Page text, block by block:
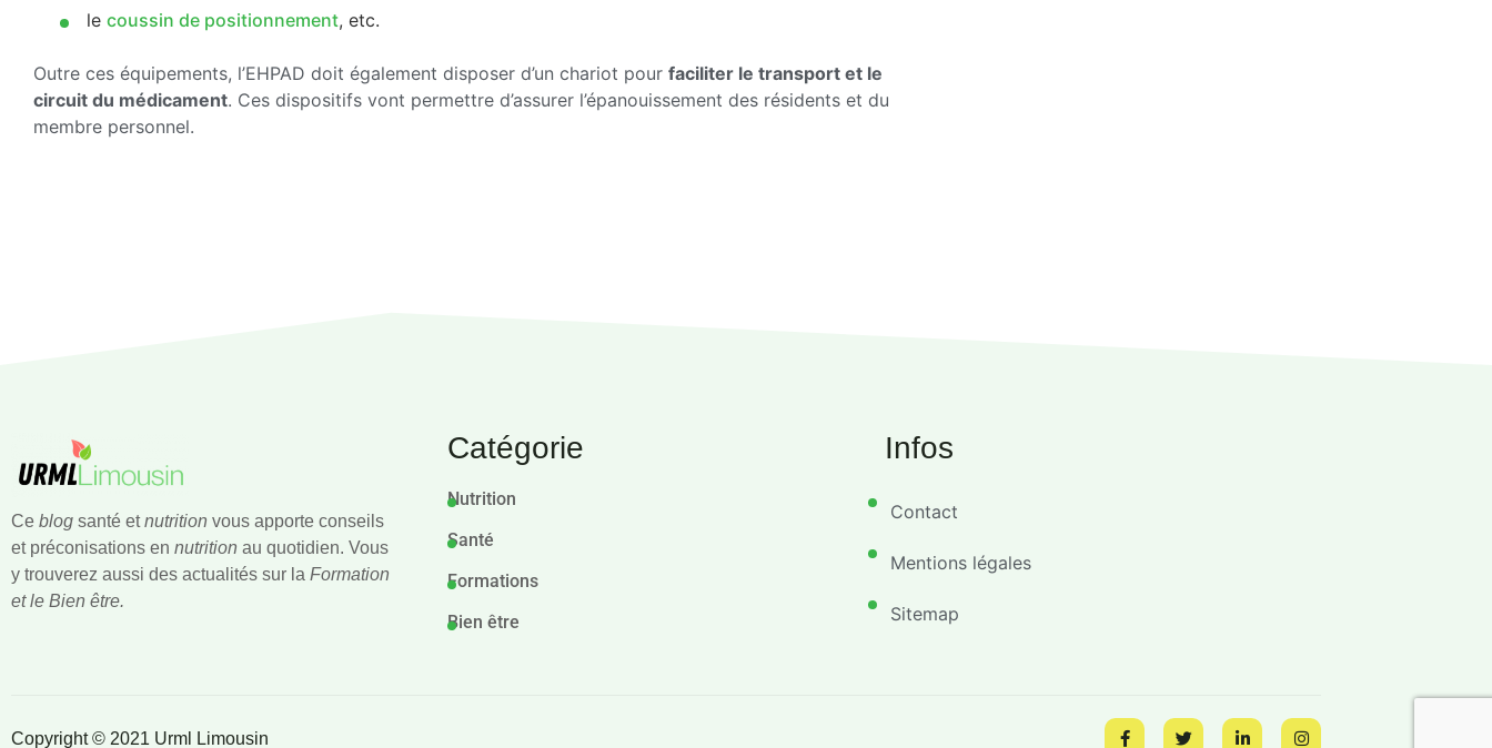
le coussin de positionnement, etc.
Outre ces équipements, l’EHPAD doit également disposer d’un chariot pour faciliter le transport et le
circuit du médicament. Ces dispositifs vont permettre d’assurer l’épanouissement des résidents et du
membre personnel.
Ce blog santé etnutrition vous apporte conseils
et préconisations en nutrition au quotidien. Vous
y trouverez aussi des actualités sur la Formation
et le Bien être.
Catégorie
Nutrition
Santé
Formations
Bien être
Infos
Contact
Mentions légales
Sitemap
Copyright © 2021 Urml Limousin